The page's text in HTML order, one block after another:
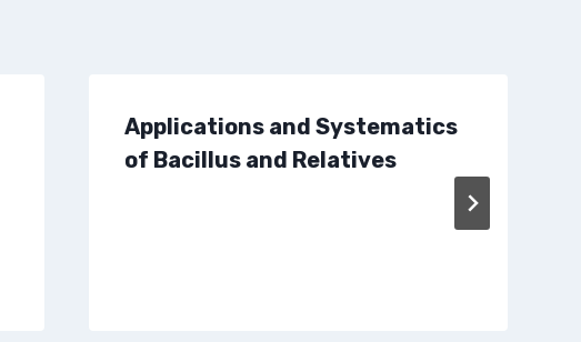
Applications and Systematics
of Bacillus and Relatives